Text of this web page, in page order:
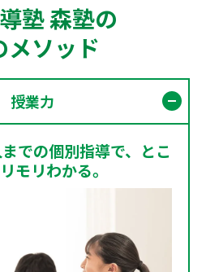
塾 森塾の
メソッド
授業力
での個別指導で、とこ
モリわかる。